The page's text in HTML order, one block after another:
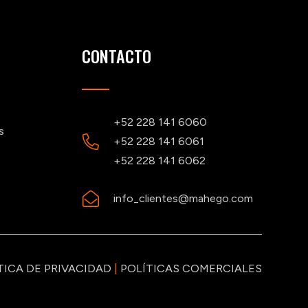
CONTACTO
+52 228 141 6060
+52 228 141 6061
+52 228 141 6062
info_clientes@mahego.com
DE PRIVACIDAD POLÍTICAS COMERCIALES